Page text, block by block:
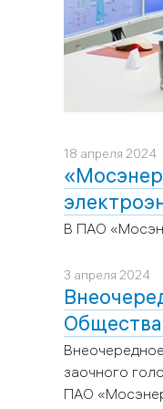
18 апреля 2024
В ПАО
3 апреля 2024
заочного
ПАО